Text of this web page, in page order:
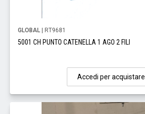
GLOBAL | RT9681
5001 CH PUNTO CATENELLA 1 AGO 2 FILI
Accedi per acquistare